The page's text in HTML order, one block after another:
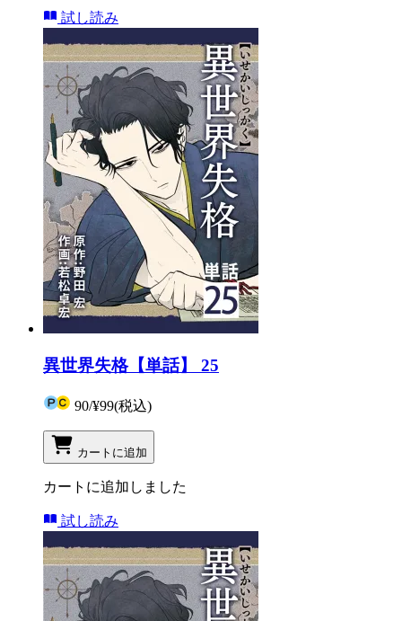
試し読み
異世界失格【単話】 25
90/¥99(税込)
カートに追加
カートに追加しました
試し読み